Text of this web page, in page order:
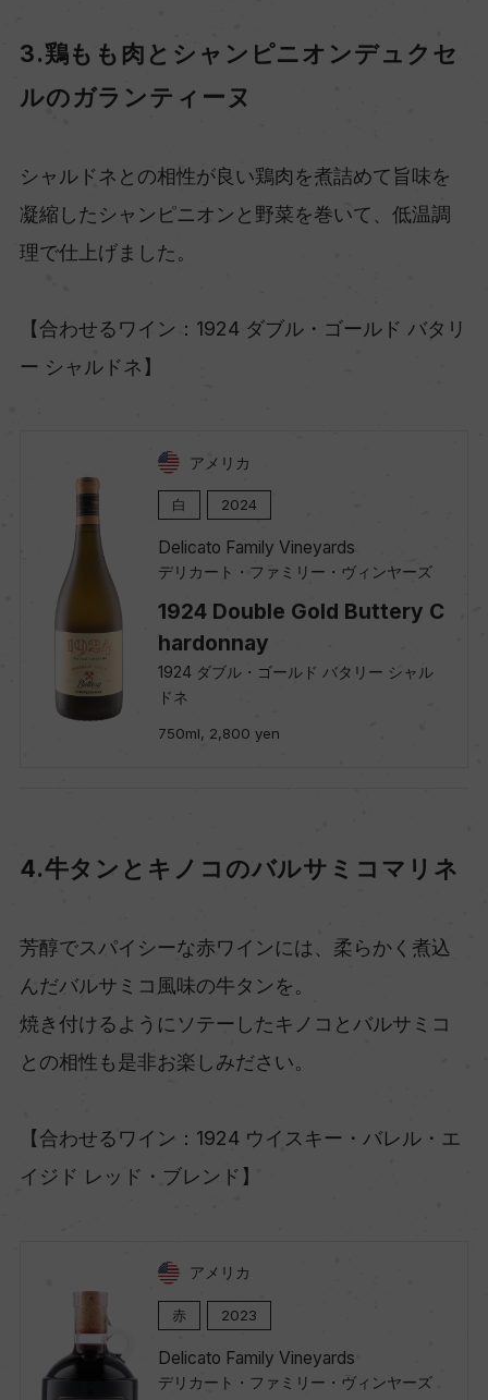
3.鶏もも肉とシャンピニオンデュクセ
ルのガランティーヌ
シャルドネとの相性が良い鶏肉を煮詰めて旨味を
凝縮したシャンピニオンと野菜を巻いて、低温調
理で仕上げました。
【合わせるワイン：1924 ダブル・ゴールド バタリ
ー シャルドネ】
アメリカ
白 2024
Delicato Family Vineyards
デリカート・ファミリー・ヴィンヤーズ
1924 Double Gold Buttery C
hardonnay
1924 ダブル・ゴールド バタリー シャル
ドネ
750ml, 2,800 yen
4.牛タンとキノコのバルサミコマリネ
芳醇でスパイシーな赤ワインには、柔らかく煮込
んだバルサミコ風味の牛タンを。
焼き付けるようにソテーしたキノコとバルサミコ
との相性も是非お楽しみださい。
【合わせるワイン：1924 ウイスキー・バレル・エ
イジド レッド・ブレンド】
アメリカ
赤 2023
Delicato Family Vineyards
デリカート・ファミリー・ヴィンヤーズ